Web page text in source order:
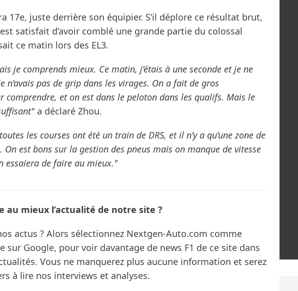
17e, juste derrière son équipier. S’il déplore ce résultat brut,
satisfait d’avoir comblé une grande partie du colossal
ce matin lors des EL3.
je comprends mieux. Ce matin, j’étais à une seconde et je ne
n’avais pas de grip dans les virages. On a fait de gros
comprendre, et on est dans le peloton dans les qualifs. Mais le
a déclaré Zhou.
les courses ont été un train de DRS, et il n’y a qu’une zone de
est bons sur la gestion des pneus mais on manque de vitesse
essaiera de faire au mieux."
au mieux l’actualité de notre site ?
actus ? Alors sélectionnez Nextgen-Auto.com comme
sur Google, pour voir davantage de news F1 de ce site dans
Vous ne manquerez plus aucune information et serez
à lire nos interviews et analyses.